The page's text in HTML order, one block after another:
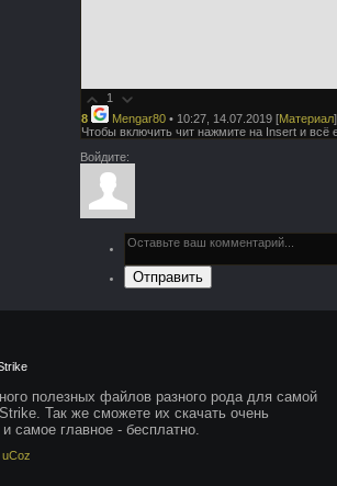
1
8
Mengar80 • 10:27, 14.07.2019 [Материал]
Чтобы включить чит нажмите на Insert и всё
Войдите:
Отправить
полезных файлов разного рода для самой
Так же сможете их скачать очень
самое главное - бесплатно.
uCoz